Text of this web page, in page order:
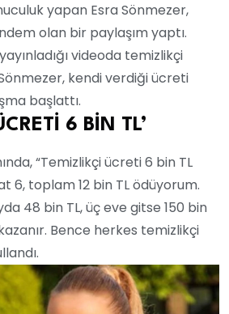
yapan Esra Sönmezer,
olan bir paylaşım yaptı.
videoda temizlikçi
kendi verdiği ücreti
başlattı.
6 BİN TL’
“Temizlikçi ücreti 6 bin TL
6, toplam 12 bin TL ödüyorum.
48 bin TL, üç eve gitse 150 bin
Bence herkes temizlikçi